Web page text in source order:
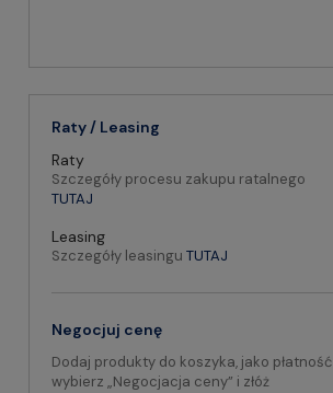
Raty / Leasing
Raty
Szczegóły procesu zakupu ratalnego
TUTAJ
Leasing
Szczegóły leasingu TUTAJ
Negocjuj cenę
Dodaj produkty do koszyka, jako płatność
wybierz „Negocjacja ceny” i złóż